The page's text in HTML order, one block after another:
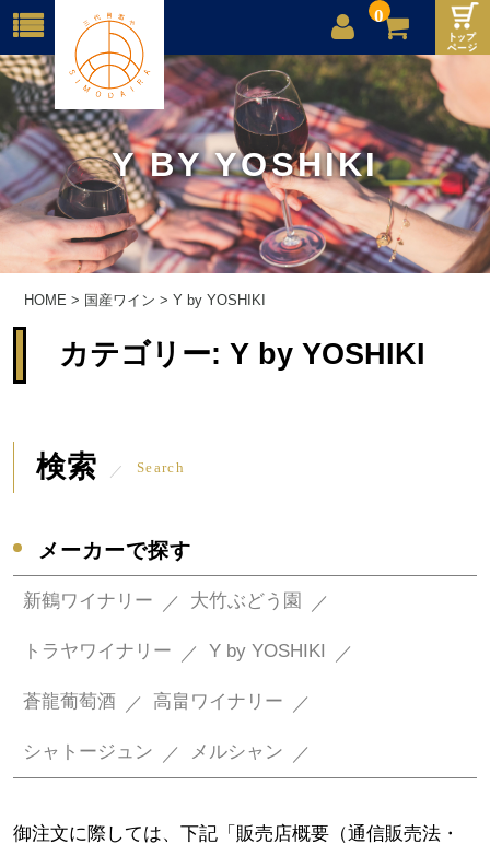
0
店舗案内
ご利用案内
送料
お問合せ
Y BY YOSHIKI
HOME > 国産ワイン >Y by YOSHIKI
カテゴリー:Y by YOSHIKI
検索 Search
メーカーで探す
新鶴ワイナリー 大竹ぶどう園
トラヤワイナリー Y by YOSHIKI
蒼龍葡萄酒 高畠ワイナリー
シャトージュン メルシャン
御注文に際しては、下記「販売店概要（通信販売法・